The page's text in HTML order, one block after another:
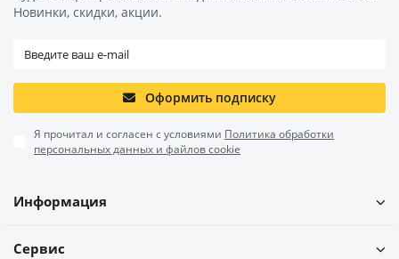
Новинки, скидки, акции.
Оформить подписку
Я прочитал и согласен с условиями Политика обработки
персональных данных и файлов cookie
Информация
Сервис